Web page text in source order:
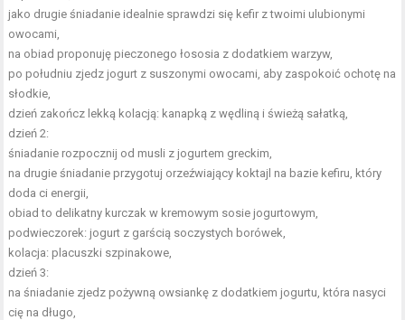
jako drugie śniadanie idealnie sprawdzi się kefir z twoimi ulubionymi
owocami,
na obiad proponuję pieczonego łososia z dodatkiem warzyw,
po południu zjedz jogurt z suszonymi owocami, aby zaspokoić ochotę na
słodkie,
dzień zakończ lekką kolacją: kanapką z wędliną i świeżą sałatką,
dzień 2:
śniadanie rozpocznij od musli z jogurtem greckim,
na drugie śniadanie przygotuj orzeźwiający koktajl na bazie kefiru, który
doda ci energii,
obiad to delikatny kurczak w kremowym sosie jogurtowym,
podwieczorek: jogurt z garścią soczystych borówek,
kolacja: placuszki szpinakowe,
dzień 3:
na śniadanie zjedz pożywną owsiankę z dodatkiem jogurtu, która nasyci
cię na długo,